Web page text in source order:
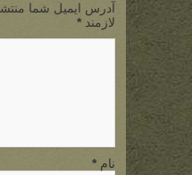
آدرس ایمیل شما
لازمند *
نام *